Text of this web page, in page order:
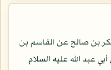
بن صالح عن القاسم بن
عبد الله عليه السلام